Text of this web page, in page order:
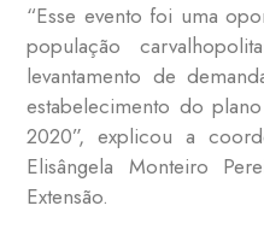
“Esse evento foi uma
população
levantamento de
estabelecimento do
2020”, explicou a
Elisângela Monteiro
Extensão.